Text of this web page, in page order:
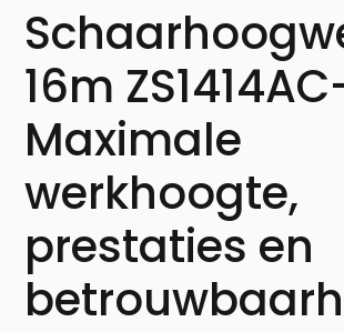
16m
Maximale
werkhoogte,
prestaties en